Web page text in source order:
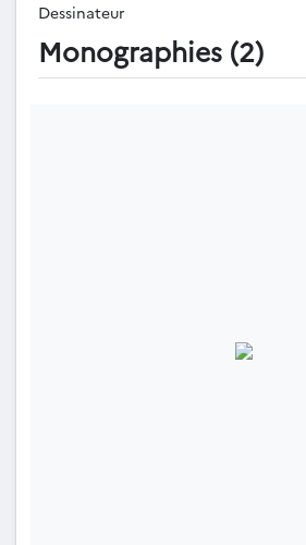
Dessinateur
Monographies (2)